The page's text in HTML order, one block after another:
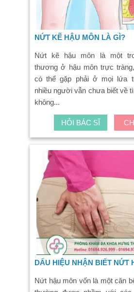
NỨT KẼ HẬU MÔN LÀ GÌ?
Nứt kẽ hậu môn là một
thương ở hậu môn trực
có thể gặp phải ở mọi lứa
nhiều người vẫn chưa biết về
không...
HỎI BÁC SĨ
DẤU HIỆU NHẬN BIẾT NỨT
Nứt hậu môn vốn là một căn